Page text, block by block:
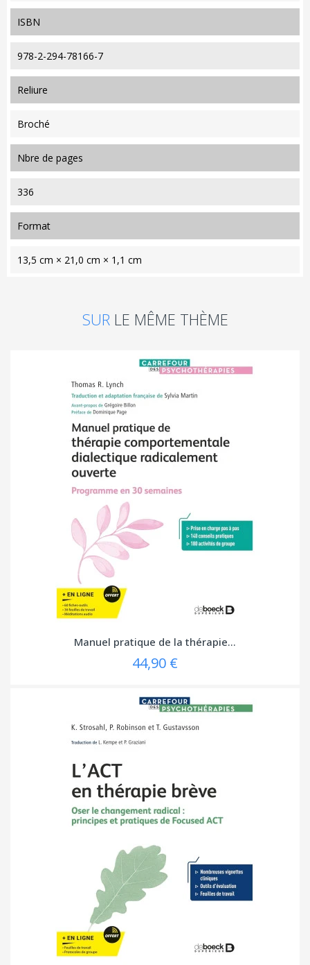
ISBN
978-2-294-78166-7
reliure
Broché
nbre de pages
336
format
13,5 cm × 21,0 cm × 1,1 cm
SUR LE MÊME THÈME
Manuel pratique de la thérapie...
44,90 €